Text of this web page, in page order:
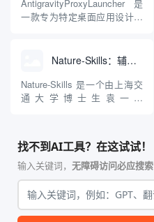
包括主打自动化工作流的
AntigravityProxyLauncher 是
一款专为特定桌面应用设计的
Windows 平台。当用户使用桌
面版 Gemini 客户端或
Antigravity IDE ...
Nature-Skills：辅助撰写学术论文和绘制科研图表的智能体插件
Nature-Skills 是一个由上海交
通大学博士生袁一哲
Nature、Science、Cell 等）
的论文撰写与发表流程设计。
该工具集以智能体插...
找不到AI工具？在这试试！
输入关键词， 无障碍访问必应搜索